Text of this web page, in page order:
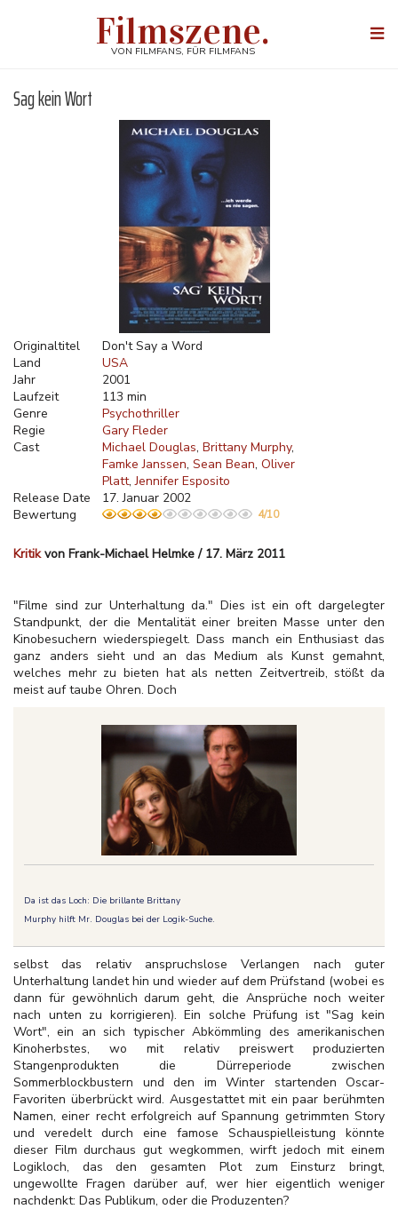
Filmszene.
VON FILMFANS, FÜR FILMFANS
Sag kein Wort
Originaltitel
Don't Say a Word
Land
USA
Jahr
2001
Laufzeit
113 min
Genre
Psychothriller
Regie
Gary Fleder
Cast
Michael Douglas Brittany Murphy
Famke Janssen Sean Bean Oliver
Platt Jennifer Esposito
Release Date
17. Januar 2002
Bewertung
4/10
Kritikvon Frank-Michael Helmke / 17. März 2011
"Filme sind zur Unterhaltung da." Dies ist ein oft dargelegter
Standpunkt, der die Mentalität einer breiten Masse unter den
Kinobesuchern wiederspiegelt. Dass manch ein Enthusiast das
ganz anders sieht und an das Medium als Kunst gemahnt,
welches mehr zu bieten hat als netten Zeitvertreib, stößt da
meist auf taube Ohren. Doch
Da ist das Loch: Die brillante Brittany
Murphy hilft Mr. Douglas bei der Logik-Suche.
selbst das relativ anspruchslose Verlangen nach guter
Unterhaltung landet hin und wieder auf dem Prüfstand (wobei es
dann für gewöhnlich darum geht, die Ansprüche noch weiter
nach unten zu korrigieren). Ein solche Prüfung ist "Sag kein
Wort", ein an sich typischer Abkömmling des amerikanischen
Kinoherbstes, wo mit relativ preiswert produzierten
Stangenprodukten die Dürreperiode zwischen
Sommerblockbustern und den im Winter startenden Oscar-
Favoriten überbrückt wird. Ausgestattet mit ein paar berühmten
Namen, einer recht erfolgreich auf Spannung getrimmten Story
und veredelt durch eine famose Schauspielleistung könnte
dieser Film durchaus gut wegkommen, wirft jedoch mit einem
Logikloch, das den gesamten Plot zum Einsturz bringt,
ungewollte Fragen darüber auf, wer hier eigentlich weniger
nachdenkt: Das Publikum, oder die Produzenten?